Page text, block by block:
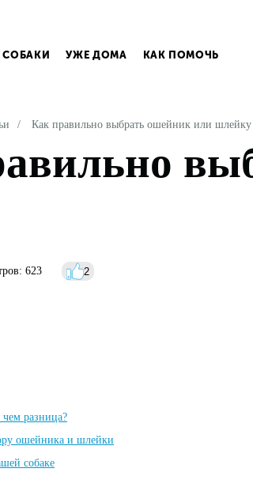
СОБАКИ УЖЕ ДОМА КАК ПОМОЧЬ
/ Как правильно выбрать ошейник или шлейку
623 2
разница?
ошейника и шлейки
собаке